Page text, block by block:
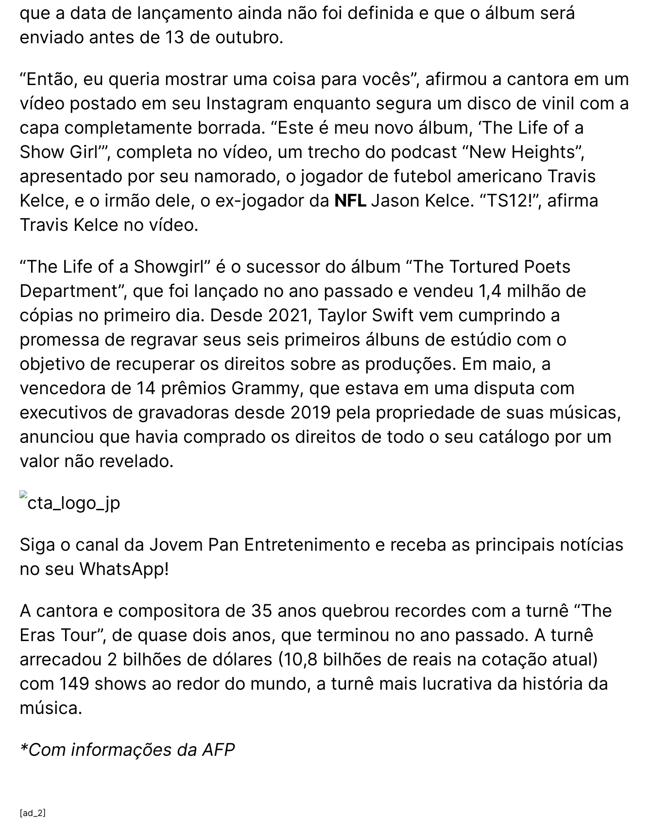
que a data de lançamento ainda não foi definida e que o álbum será
enviado antes de 13 de outubro.
“Então, eu queria mostrar uma coisa para vocês”, afirmou a cantora em um
vídeo postado em seu Instagram enquanto segura um disco de vinil com a
capa completamente borrada. “Este é meu novo álbum, ‘The Life of a
Show Girl’”, completa no vídeo, um trecho do podcast “New Heights”,
apresentado por seu namorado, o jogador de futebol americano Travis
Kelce, e o irmão dele, o ex-jogador da NFL Jason Kelce. “TS12!”, afirma
Travis Kelce no vídeo.
“The Life of a Showgirl” é o sucessor do álbum “The Tortured Poets
Department”, que foi lançado no ano passado e vendeu 1,4 milhão de
cópias no primeiro dia. Desde 2021, Taylor Swift vem cumprindo a
promessa de regravar seus seis primeiros álbuns de estúdio com o
objetivo de recuperar os direitos sobre as produções. Em maio, a
vencedora de 14 prêmios Grammy, que estava em uma disputa com
executivos de gravadoras desde 2019 pela propriedade de suas músicas,
anunciou que havia comprado os direitos de todo o seu catálogo por um
valor não revelado.
Siga o canal da Jovem Pan Entretenimento e receba as principais notícias
no seu WhatsApp!
A cantora e compositora de 35 anos quebrou recordes com a turnê “The
Eras Tour”, de quase dois anos, que terminou no ano passado. A turnê
arrecadou 2 bilhões de dólares (10,8 bilhões de reais na cotação atual)
com 149 shows ao redor do mundo, a turnê mais lucrativa da história da
música.
*Com informações da AFP
[ad_2]